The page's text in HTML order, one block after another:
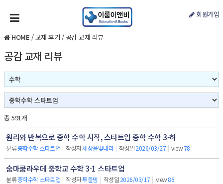
회원가입
HOME /교재 후기 /공감 교재 리뷰
공감 교재 리뷰
총 591개
원리와 반복으로 중학 수학 시작, 스타트업 중학 수학 3-하
분류중학수학 스타트업 | 작성자세상을빛내라 | 작성일2026/03/27 | view78
숨마쿰라우데 중학교 수학 3-1 스타트업
분류중학수학 스타트업 | 작성자투들맘 | 작성일2026/03/17 | view86